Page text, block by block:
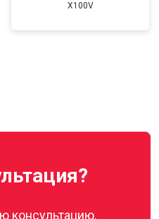
X100V
консультацию,